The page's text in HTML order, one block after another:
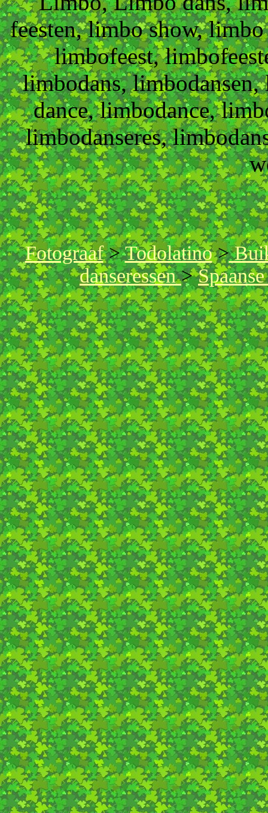
feesten, limbo show,
limbofeest,
limbodans,
dance, limbodance,
limbodanseres,
Fotograaf>Todolatino>
danseressen>